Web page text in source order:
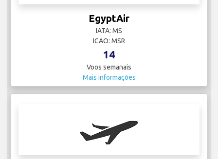
EgyptAir
IATA: MS
ICAO: MSR
14
Voos semanais
Mais informações